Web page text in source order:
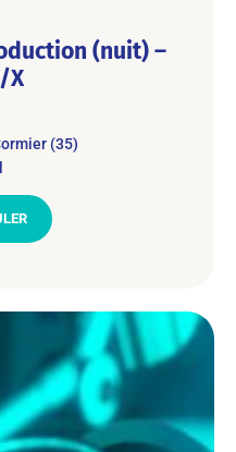
(nuit) –
X
(35)